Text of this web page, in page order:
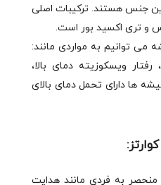
جنس هستند. ترکیبات اصلی
و تری اکسید بور است.
می توانیم به مواردی مانند:
ویسکوزیته دمای بالا،
ها دارای تحمل دمای بالای
منحصر به فردی مانند هدایت